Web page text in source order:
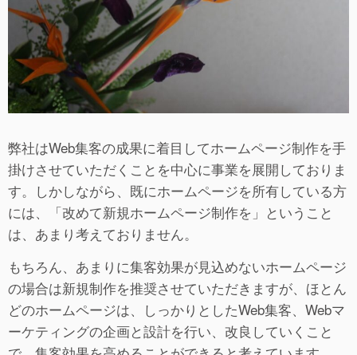
弊社はWeb集客の成果に着目してホームページ制作を手
掛けさせていただくことを中心に事業を展開しておりま
す。しかしながら、既にホームページを所有している方
には、「改めて新規ホームページ制作を」ということ
は、あまり考えておりません。
もちろん、あまりに集客効果が見込めないホームページ
の場合は新規制作を推奨させていただきますが、ほとん
どのホームページは、しっかりとしたWeb集客、Webマ
ーケティングの企画と設計を行い、改良していくこと